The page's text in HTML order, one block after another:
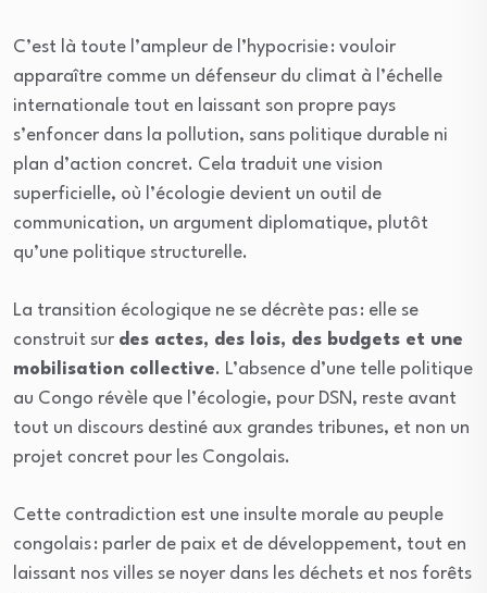
C’est là toute l’ampleur de l’hypocrisie : vouloir
apparaître comme un défenseur du climat à l’échelle
internationale tout en laissant son propre pays
s’enfoncer dans la pollution, sans politique durable ni
plan d’action concret. Cela traduit une vision
superficielle, où l’écologie devient un outil de
communication, un argument diplomatique, plutôt
qu’une politique structurelle.
La transition écologique ne se décrète pas : elle se
construit sur des actes, des lois, des budgets et une
mobilisation collective. L’absence d’une telle politique
au Congo révèle que l’écologie, pour DSN, reste avant
tout un discours destiné aux grandes tribunes, et non un
projet concret pour les Congolais.
Cette contradiction est une insulte morale au peuple
congolais : parler de paix et de développement, tout en
laissant nos villes se noyer dans les déchets et nos forêts